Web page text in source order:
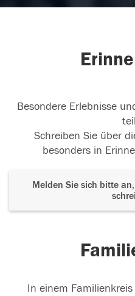
Besondere Erlebnisse
Schreiben Sie über
besonders in
Melden Sie sich bitte
In einem